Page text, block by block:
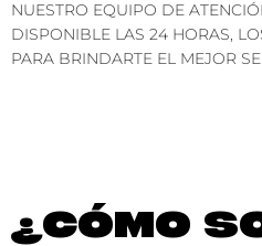
NUESTRO EQUIPO DE
DISPONIBLE LAS 24 HORAS,
PARA BRINDARTE EL MEJOR
¿CÓMO